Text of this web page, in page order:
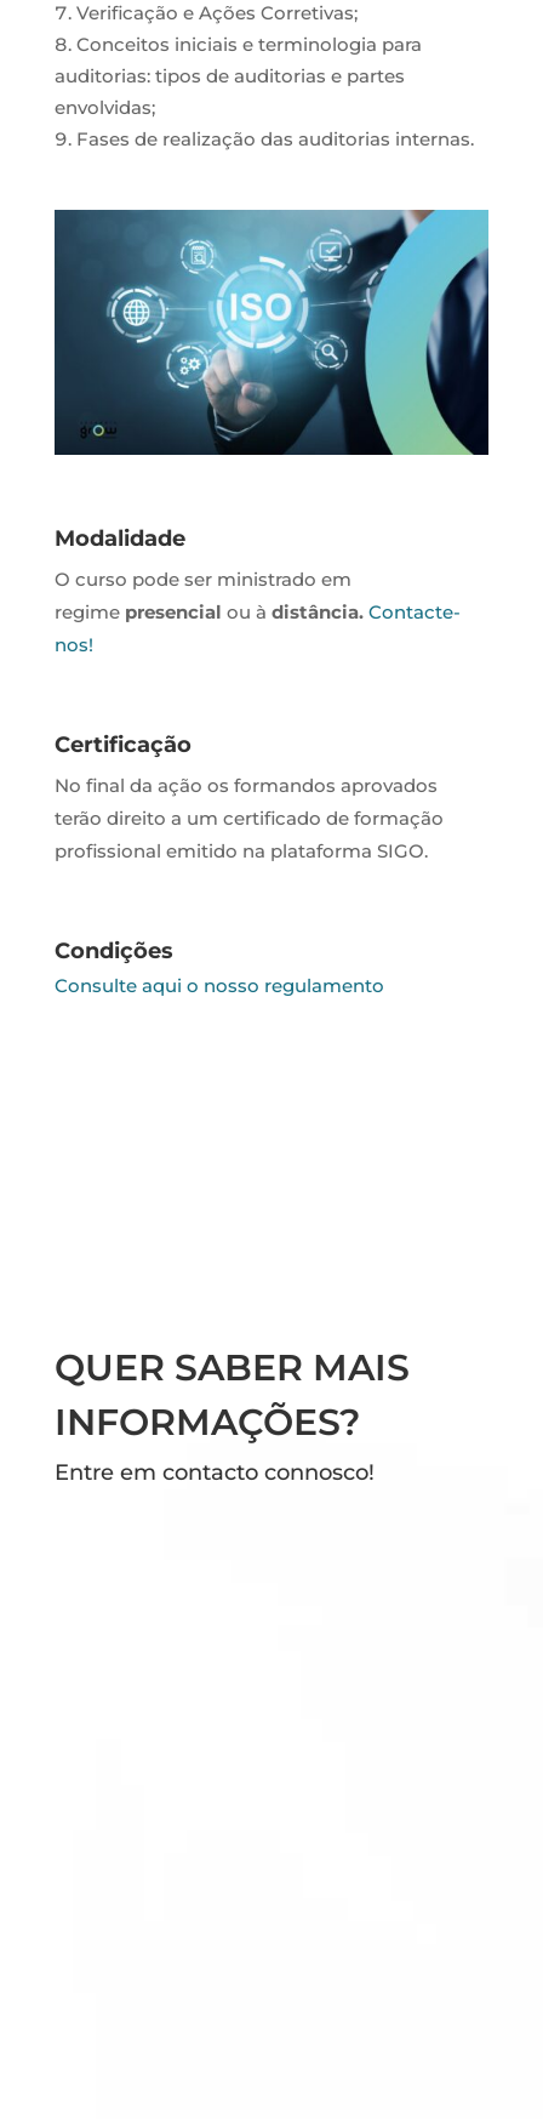
Verificação e Ações Corretivas;
Conceitos iniciais e terminologia para
auditorias: tipos de auditorias e partes
envolvidas;
Fases de realização das auditorias internas.
Modalidade
O curso pode ser ministrado em
regime presencial ou à distância. Contacte-
nos!
Certificação
No final da ação os formandos aprovados
terão direito a um certificado de formação
profissional emitido na plataforma SIGO.
Condições
Consulte aqui o nosso regulamento
QUER SABER MAIS
INFORMAÇÕES?
Entre em contacto connosco!